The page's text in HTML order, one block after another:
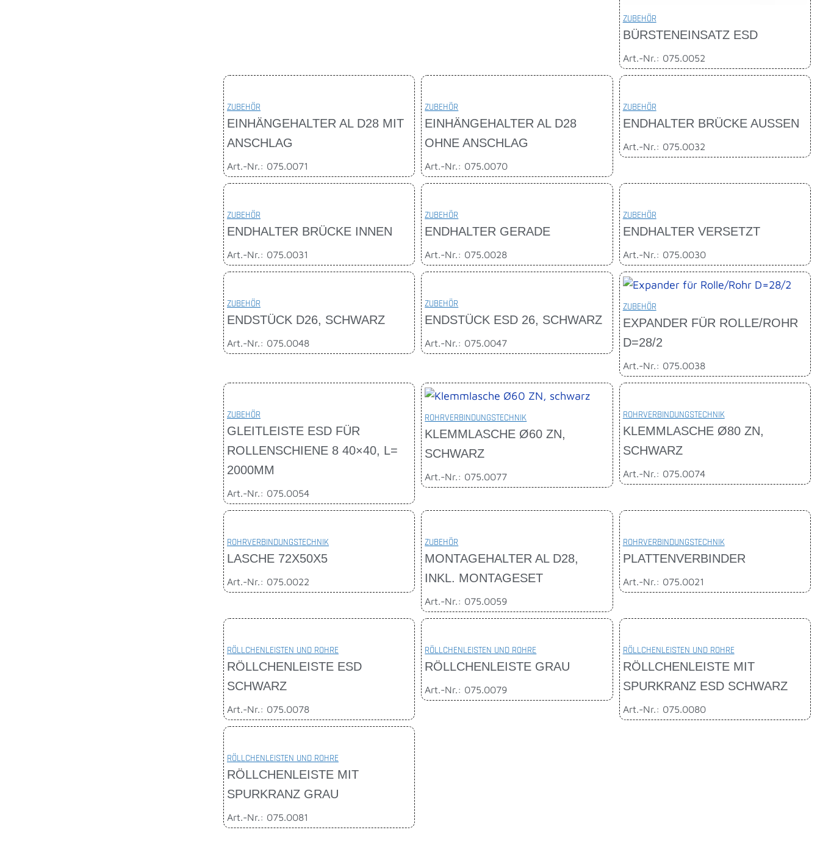
ZUBEHÖR
BÜRSTENEINSATZ ESD
Art.-Nr.: 075.0052
ZUBEHÖR
EINHÄNGEHALTER AL D28 MIT
ANSCHLAG
Art.-Nr.: 075.0071
ZUBEHÖR
EINHÄNGEHALTER AL D28
OHNE ANSCHLAG
Art.-Nr.: 075.0070
ZUBEHÖR
ENDHALTER BRÜCKE AUSSEN
Art.-Nr.: 075.0032
ZUBEHÖR
ENDHALTER BRÜCKE INNEN
Art.-Nr.: 075.0031
ZUBEHÖR
ENDHALTER GERADE
Art.-Nr.: 075.0028
ZUBEHÖR
ENDHALTER VERSETZT
Art.-Nr.: 075.0030
ZUBEHÖR
ENDSTÜCK D26, SCHWARZ
Art.-Nr.: 075.0048
ZUBEHÖR
ENDSTÜCK ESD 26, SCHWARZ
Art.-Nr.: 075.0047
ZUBEHÖR
EXPANDER FÜR ROLLE/ROHR
D=28/2
Art.-Nr.: 075.0038
ZUBEHÖR
GLEITLEISTE ESD FÜR
ROLLENSCHIENE 8 40×40, L=
2000MM
Art.-Nr.: 075.0054
ROHRVERBINDUNGSTECHNIK
KLEMMLASCHE Ø60 ZN,
SCHWARZ
Art.-Nr.: 075.0077
ROHRVERBINDUNGSTECHNIK
KLEMMLASCHE Ø80 ZN,
SCHWARZ
Art.-Nr.: 075.0074
ROHRVERBINDUNGSTECHNIK
LASCHE 72X50X5
Art.-Nr.: 075.0022
ZUBEHÖR
MONTAGEHALTER AL D28,
INKL. MONTAGESET
Art.-Nr.: 075.0059
ROHRVERBINDUNGSTECHNIK
PLATTENVERBINDER
Art.-Nr.: 075.0021
RÖLLCHENLEISTEN UND ROHRE
RÖLLCHENLEISTE ESD
SCHWARZ
Art.-Nr.: 075.0078
RÖLLCHENLEISTEN UND ROHRE
RÖLLCHENLEISTE GRAU
Art.-Nr.: 075.0079
RÖLLCHENLEISTEN UND ROHRE
RÖLLCHENLEISTE MIT
SPURKRANZ ESD SCHWARZ
Art.-Nr.: 075.0080
RÖLLCHENLEISTEN UND ROHRE
RÖLLCHENLEISTE MIT
SPURKRANZ GRAU
Art.-Nr.: 075.0081